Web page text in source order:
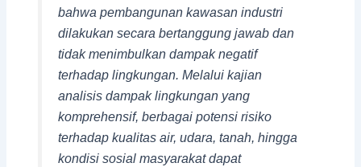
bahwa pembangunan kawasan industri
dilakukan secara bertanggung jawab dan
tidak menimbulkan dampak negatif
terhadap lingkungan. Melalui kajian
analisis dampak lingkungan yang
komprehensif, berbagai potensi risiko
terhadap kualitas air, udara, tanah, hingga
kondisi sosial masyarakat dapat